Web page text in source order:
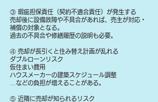
③ 瑕疵担保責任（契約不適合責任）が発生する
売却後に設備故障や不具合があれば、売主が対応・
補償の対象となる。
過去の不具合や修繕履歴の説明も必要。
④ 売却が長引くと住み替え計画が乱れる
ダブルローンリスク
仮住まい費用
ハウスメーカーの建築スケジュール調整
…などの負担が増えることがある。
⑤ 近隣に売却が知られるリスク